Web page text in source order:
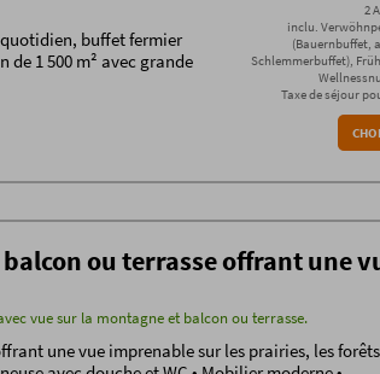
buffet fermier
1 500 m² avec grande
salée chauffée, grand lac de
boulangerie, douche à jet d'eau,
de relaxation avec lits d'eau et
2
inclu.
(Bauernbuffet,
Schlemmerbuffet),
Taxe de séjour
ou terrasse offrant une
vue sur la montagne et balcon ou terrasse.
une vue imprenable sur les prairies, les